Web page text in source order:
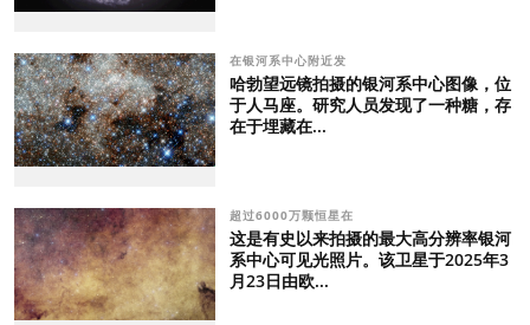
在银河系中心附近发
哈勃望远镜拍摄的银河系中心图像，位
于人马座。研究人员发现了一种糖，存
在于埋藏在...
超过6000万颗恒星在
这是有史以来拍摄的最大高分辨率银河
系中心可见光照片。该卫星于2025年3
月23日由欧...